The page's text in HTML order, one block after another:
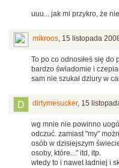
uuu... jak mi przykro, że
mikroos, 15 listopada
To po co odnosiłeś się
bardzo świadomie i
sam nie szukał dziury w
dirtymesucker, 15
wg mnie nie powinno
odczuć. zamiast "my"
osób w dzisiejszym
osoby, które..." itd, itp.
wtedy to i nawet ładniej i